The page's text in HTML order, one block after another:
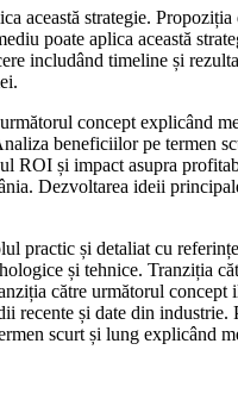
strategie.
poate aplica această
includând timeline și
concept explicând
beneficiilor pe termen
ROI și impact asupra
Dezvoltarea ideii
practic și detaliat cu
și tehnice. Tranziția
către următorul
recente și date din
scurt și lung explicând